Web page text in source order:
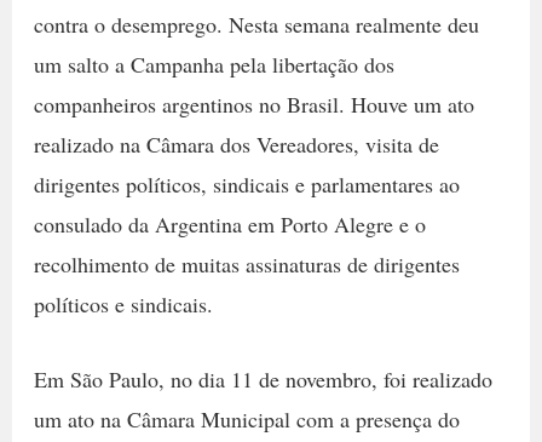
contra o desemprego. Nesta semana realmente deu
um salto a Campanha pela libertação dos
companheiros argentinos no Brasil. Houve um ato
realizado na Câmara dos Vereadores, visita de
dirigentes políticos, sindicais e parlamentares ao
consulado da Argentina em Porto Alegre e o
recolhimento de muitas assinaturas de dirigentes
políticos e sindicais.
Em São Paulo, no dia 11 de novembro, foi realizado
um ato na Câmara Municipal com a presença do